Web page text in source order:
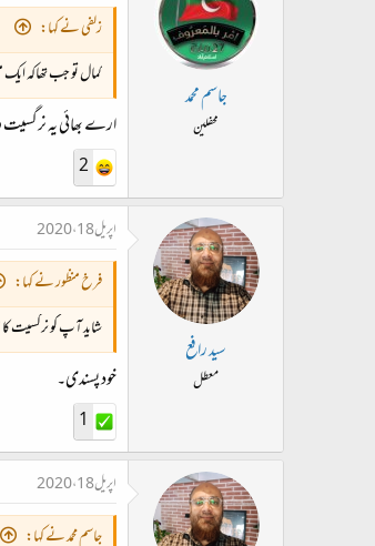
جاسم محمد
محفلین
زلفی نے کہا:
کمال تو جب تھاکہ
ارے بھائی یہ
2
سید رافع
معطل
اپریل 18، 2020
فرخ منظور نے کہا:
شاید آپ کو نرگسیت
خود پسندی۔
1
اپریل 18، 2020
جاسم محمد نے کہا: